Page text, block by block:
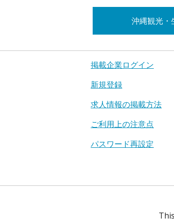
沖縄観光・
掲載企業ログイン
新規登録
求人情報の掲載方法
ご利用上の注意点
パスワード再設定